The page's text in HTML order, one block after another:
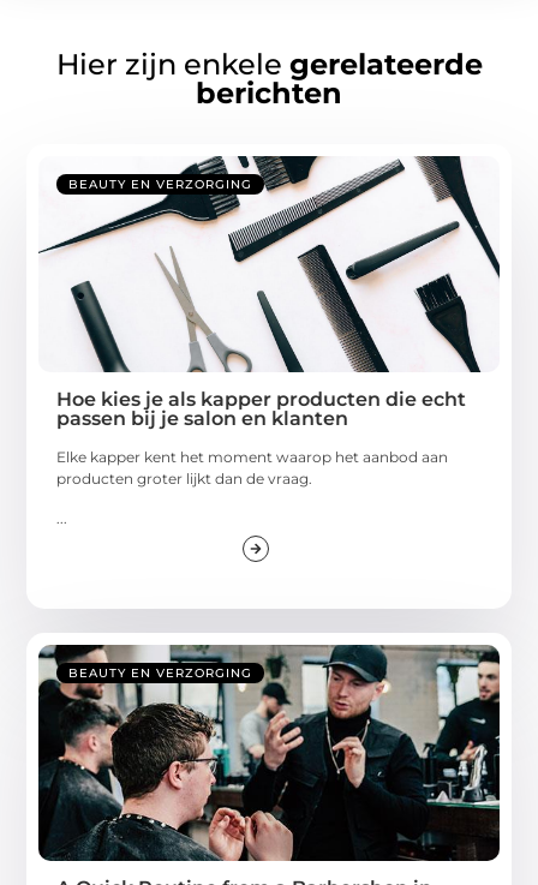
Hier zijn enkele gerelateerde
berichten
BEAUTY EN VERZORGING
Hoe kies je als kapper producten die echt
passen bij je salon en klanten
Elke kapper kent het moment waarop het aanbod aan
producten groter lijkt dan de vraag.
BEAUTY EN VERZORGING